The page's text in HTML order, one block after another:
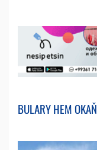
BULARY HEM OKAŇ